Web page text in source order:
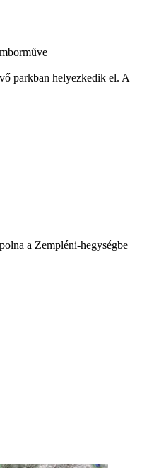
parkban helyezkedik el. A
a Zempléni-hegységbe